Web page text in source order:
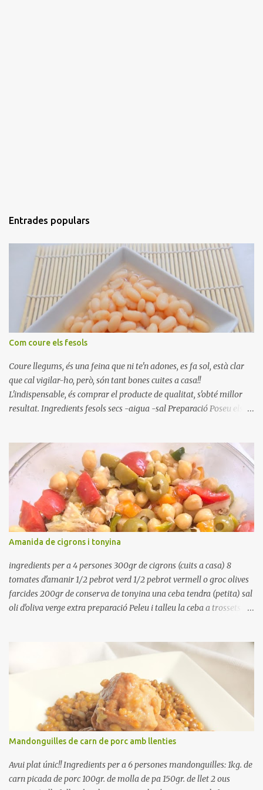
Entrades populars
Com coure els fesols
Coure llegums, és una feina que ni te'n adones, es fa sol, està clar
que cal vigilar-ho, però, són tant bones cuites a casa!!
L'indispensable, és comprar el producte de qualitat, s'obté millor
resultat. Ingredients fesols secs -aigua -sal Preparació Poseu els
quan arrenca el bull, canvieu l'aigua bullint, per aigua freda,
repetiu dues o tres vegades, abaixeu el foc i atureu la ebullició, dues
o tres vegades afegint aigua freda, han de coure a foc baix, quasi
be, sense bullir i sempre sempre, amb l'olla tapada, entre 1 hora i 1
hora i mitja. Saleu 10 minuts abans de retirar del foc. Heu de veure
vosaltres el moment en que ja estan cuites. Anotacions Deixeu
refredar en la mateixa olla. El caldo de coure els fesols, es pot
utilitzar per una crema o sopa. Ingredientes judias -agua -sal
Preparación Ponga las judías a r...
Amanida de cigrons i tonyina
ingredients per a 4 persones 300gr de cigrons (cuits a casa) 8
tomates d'amanir 1/2 pebrot verd 1/2 pebrot vermell o groc olives
farcides 200gr de conserva de tonyina una ceba tendra (petita) sal
oli d'oliva verge extra preparació Peleu i talleu la ceba a trossets i
Renteu les tomates i talleu-les a octaus. Talleu les olives a
rodanxes. Una hora abans de portar a la taula, poseu els cigrons,
ben escorreguts, en un bol, amb la resta d'ingredients: les tomates,
el pebrot, la ceba, (escorreguda), les olives i la tonyina esmicolada.
Amaniu amb sal i oli... bon profit!!
Mandonguilles de carn de porc amb llenties
Avui plat únic!! Ingredients per a 6 persones mandonguilles: 1kg. de
carn picada de porc 100gr. de molla de pa 150gr. de llet 2 ous